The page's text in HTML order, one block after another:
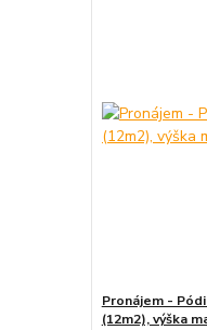
Pronájem -
(12m2), výška